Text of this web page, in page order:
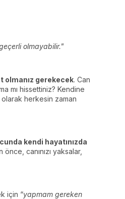
olmayabilir."
olmanız gerekecek. Can
mı hissettiniz? Kendine
olarak herkesin zaman
kendi hayatınızda
canınızı yaksalar,
için “yapmam gereken